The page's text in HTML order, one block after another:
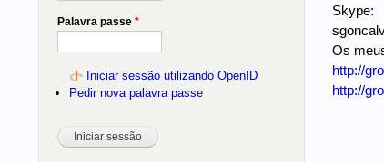
Skype:
Os
http://
http://
Palavra passe *
Iniciar sessão utilizando OpenID
Pedir nova palavra passe